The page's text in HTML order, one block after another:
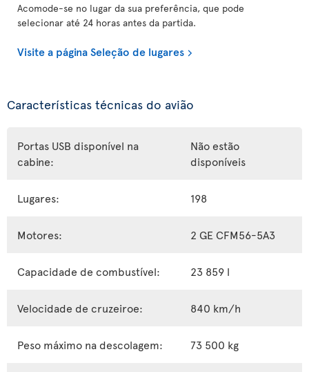
Acomode-se no lugar da sua preferência, que pode
selecionar até 24 horas antes da partida.
Visite a página Seleção de lugares
Características técnicas do avião
Portas USB disponível na
cabine:
Não estão
disponíveis
Lugares: 198
Motores: 2 GE CFM56-5A3
Capacidade de combustível: 23 859 l
Velocidade de cruzeiroe: 840 km/h
Peso máximo na descolagem: 73 500 kg